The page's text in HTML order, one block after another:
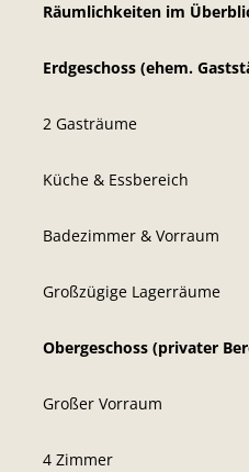
Räumlichkeiten im
Erdgeschoss (ehem.
2 Gasträume
Küche & Essbereich
Badezimmer & Vorraum
Großzügige Lagerräume
Obergeschoss (privater
Großer Vorraum
4 Zimmer